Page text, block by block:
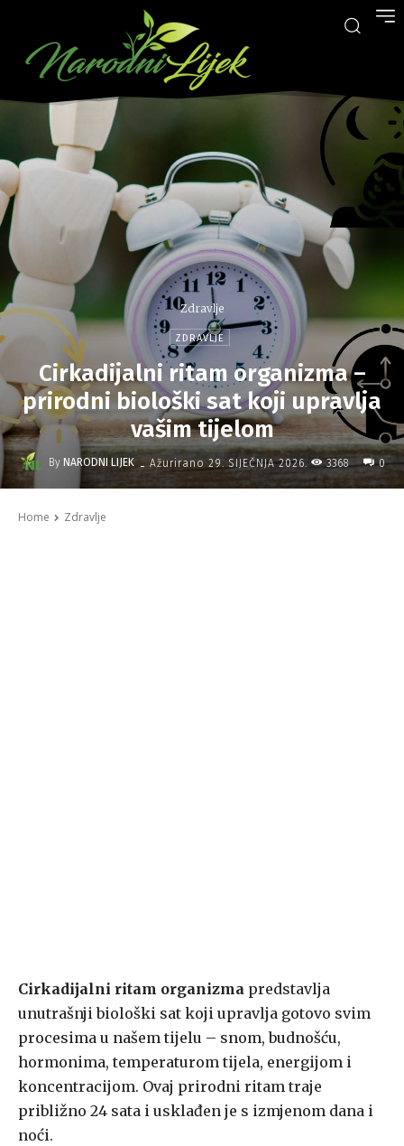
Zdravlje
ZDRAVLJE
Cirkadijalni ritam organizma –
prirodni biološki sat koji upravlja
vašim tijelom
By NARODNI LIJEK - Ažurirano 29. SIJEČNJA 2026. 3368 0
Home Zdravlje
Cirkadijalni ritam organizma predstavlja
unutrašnji biološki sat koji upravlja gotovo svim
procesima u našem tijelu – snom, budnošću,
hormonima, temperaturom tijela, energijom i
koncentracijom. Ovaj prirodni ritam traje
približno 24 sata i usklađen je s izmjenom dana i
noći.